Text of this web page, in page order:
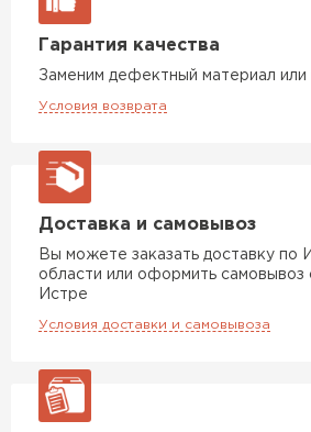
Гарантия качества
Заменим дефектный материал или
Условия возврата
Доставка и самовывоз
Вы можете заказать доставку по
области или оформить самовывоз
Истре
Условия доставки и самовывоза